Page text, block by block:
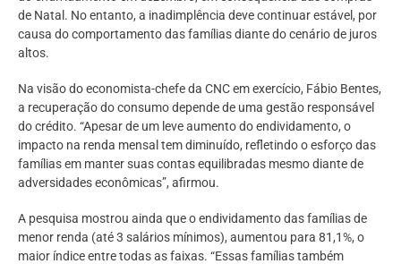
de Natal. No entanto, a inadimplência deve continuar estável, por
causa do comportamento das famílias diante do cenário de juros
altos.
Na visão do economista-chefe da CNC em exercício, Fábio Bentes,
a recuperação do consumo depende de uma gestão responsável
do crédito. “Apesar de um leve aumento do endividamento, o
impacto na renda mensal tem diminuído, refletindo o esforço das
famílias em manter suas contas equilibradas mesmo diante de
adversidades econômicas”, afirmou.
A pesquisa mostrou ainda que o endividamento das famílias de
menor renda (até 3 salários mínimos), aumentou para 81,1%, o
maior índice entre todas as faixas. “Essas famílias também